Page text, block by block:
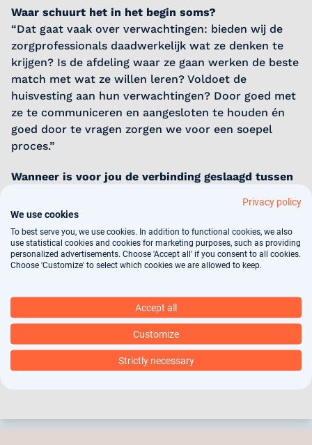
Waar schuurt het in het begin soms?
“Dat gaat vaak over verwachtingen: bieden wij de
zorgprofessionals daadwerkelijk wat ze denken te
krijgen? Is de afdeling waar ze gaan werken de beste
match met wat ze willen leren? Voldoet de
huisvesting aan hun verwachtingen? Door goed met
ze te communiceren en aangesloten te houden én
goed door te vragen zorgen we voor een soepel
proces.”
Wanneer is voor jou de verbinding geslaagd tussen
“Als zowel de verpleegkundige als de zorginstelling
tevreden is. En wanneer de verpleegkundigen
gewend zijn aan het werken en wonen in Nederland
en kunnen groeien en zich kunnen ontwikkelen,
mijn coaching en begeleiding."
Deel dit artikel
Privacy policy
We use cookies
To best serve you, we use cookies. In addition to functional cookies, we also
use statistical cookies and cookies for marketing purposes, such as providing
personalized advertisements. Choose 'Accept all' if you consent to all cookies.
Choose 'Customize' to select which cookies we are allowed to keep.
Accept all
Customize
Strictly necessary